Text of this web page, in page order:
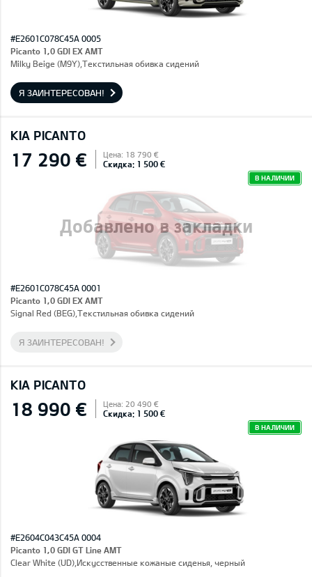
#E2601C078C45A 0005
Picanto 1,0 GDI EX AMT
Milky Beige (M9Y),Текстильная обивка сидений
Я ЗАИНТЕРЕСОВАН!
KIA PICANTO
Добавлено в закладки
17 290 € Цена: 18 790 €
Скидка: 1 500 €
В НАЛИЧИИ
#E2601C078C45A 0001
Picanto 1,0 GDI EX AMT
Signal Red (BEG),Текстильная обивка сидений
Я ЗАИНТЕРЕСОВАН!
KIA PICANTO
18 990 € Цена: 20 490 €
Скидка: 1 500 €
В НАЛИЧИИ
#E2604C043C45A 0004
Picanto 1,0 GDI GT Line AMT
Clear White (UD),Искусственные кожаные сиденья, черный